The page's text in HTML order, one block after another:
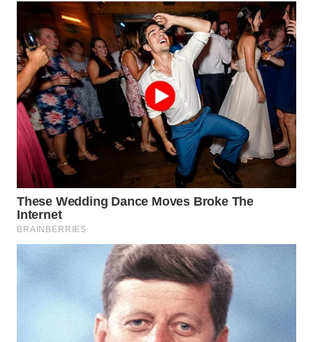
WN
SAMOSIR
WN
PADANG
LAWAS
WN
SUMEDANG
WN
CIANJUR
WN
KEPULAUAN
SERIBU